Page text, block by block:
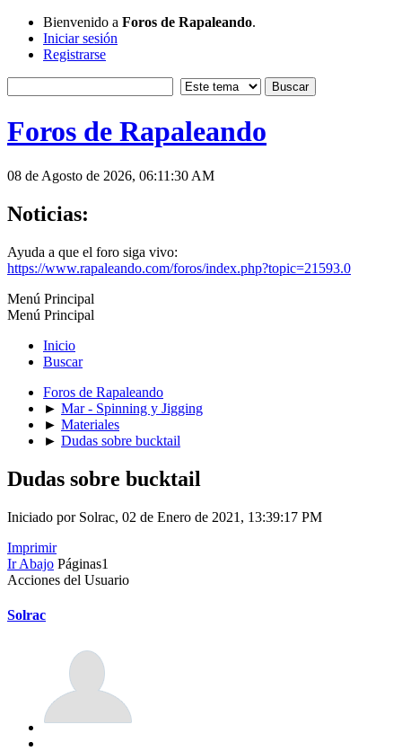
Bienvenido a Foros de Rapaleando.
Iniciar sesión
Registrarse
Foros de Rapaleando
08 de Agosto de 2026, 06:11:30 AM
Noticias:
Ayuda a que el foro siga vivo:
https://www.rapaleando.com/foros/index.php?topic=21593.0
Menú Principal
Menú Principal
Inicio
Buscar
Foros de Rapaleando
► Mar - Spinning y Jigging
► Materiales
► Dudas sobre bucktail
Dudas sobre bucktail
Iniciado por Solrac, 02 de Enero de 2021, 13:39:17 PM
Imprimir
Ir Abajo Páginas1
Acciones del Usuario
Solrac